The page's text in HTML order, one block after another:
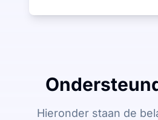
Hieronder staan de